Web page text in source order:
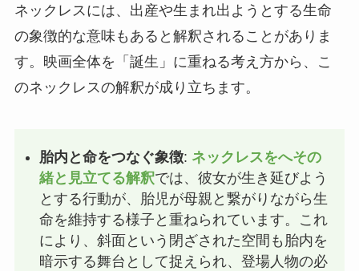
ネックレスには、出産や生まれ出ようとする生命
の象徴的な意味もあると解釈されることがありま
す。映画全体を「誕生」に重ねる考え方から、こ
のネックレスの解釈が成り立ちます。
胎内と命をつなぐ象徴: ネックレスをへその
緒と見立てる解釈では、彼女が生き延びよう
とする行動が、胎児が母親と繋がりながら生
命を維持する様子と重ねられています。これ
により、斜面という閉ざされた空間も胎内を
暗示する舞台として捉えられ、登場人物の必